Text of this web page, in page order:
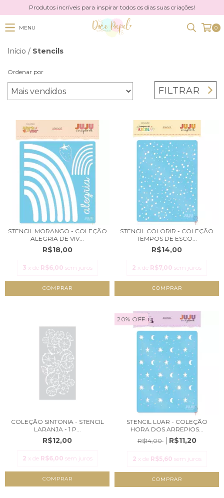
Produtos incríveis para inspirar todos os dias suas criações!
MENU 0
Início / Stencils
Ordenar por
FILTRAR
STENCIL MORANGO - COLEÇÃO
ALEGRIA DE VIV...
R$18,00
3 x de R$6,00 sem juros
STENCIL COLORIR - COLEÇÃO
TEMPOS DE ESCO...
R$14,00
2 x de R$7,00 sem juros
COLEÇÃO SINTONIA - STENCIL
LARANJA - 1 P...
R$12,00
2 x de R$6,00 sem juros
20% OFF
STENCIL LUAR - COLEÇÃO
HORA DOS ARREPIOS...
R$14,00
R$11,20
2 x de R$5,60 sem juros